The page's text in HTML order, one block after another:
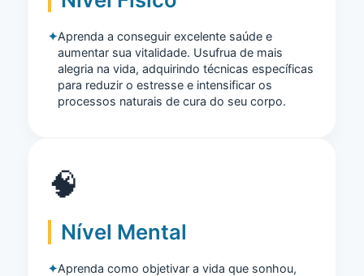
Aprenda a conseguir excelente saúde e
aumentar sua vitalidade. Usufrua de mais
alegria na vida, adquirindo técnicas específicas
para reduzir o estresse e intensificar os
processos naturais de cura do seu corpo.
🧠
Nível Mental
Aprenda como objetivar a vida que sonhou,